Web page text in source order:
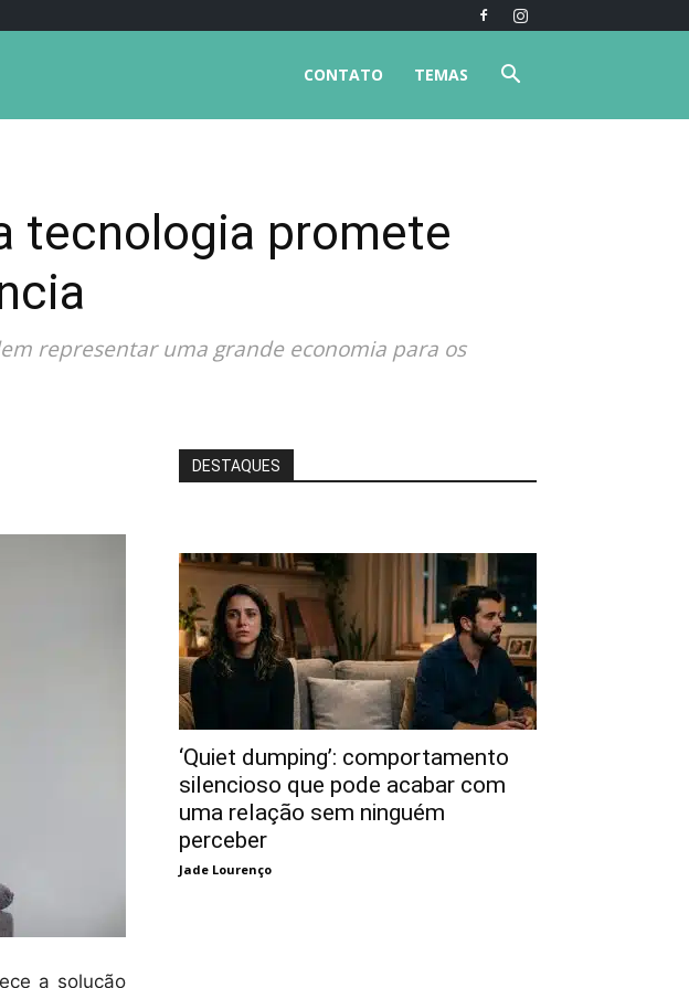
TEMAS
CONTATO
tecnologia promete
representar uma grande economia para os
a solução
DESTAQUES
‘Quiet dumping’: comportamento
silencioso que pode acabar com
uma relação sem ninguém
perceber
Jade Lourenço